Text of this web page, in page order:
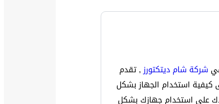
شركة شام ديتكتورز , تقدم
لمدة 5 سنوات ونوفرتدريب مجاني على كيفية استخدام الجهاز بشكل
على استخدام جهازك بشكل